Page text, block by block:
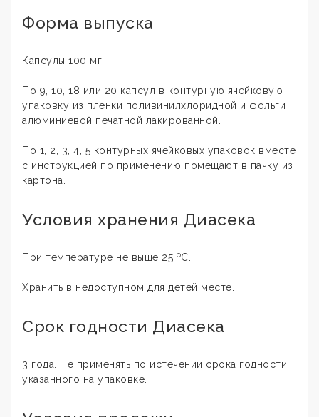
Форма выпуска
Капсулы 100 мг
По 9, 10, 18 или 20 капсул в контурную ячейковую
упаковку из пленки поливинилхлоридной и фольги
алюминиевой печатной лакированной.
По 1, 2, 3, 4, 5 контурных ячейковых упаковок вместе
с инструкцией по применению помещают в пачку из
картона.
Условия хранения Диасека
При температуре не выше 25 оС.
Хранить в недоступном для детей месте.
Срок годности Диасека
3 года. Не применять по истечении срока годности,
указанного на упаковке.